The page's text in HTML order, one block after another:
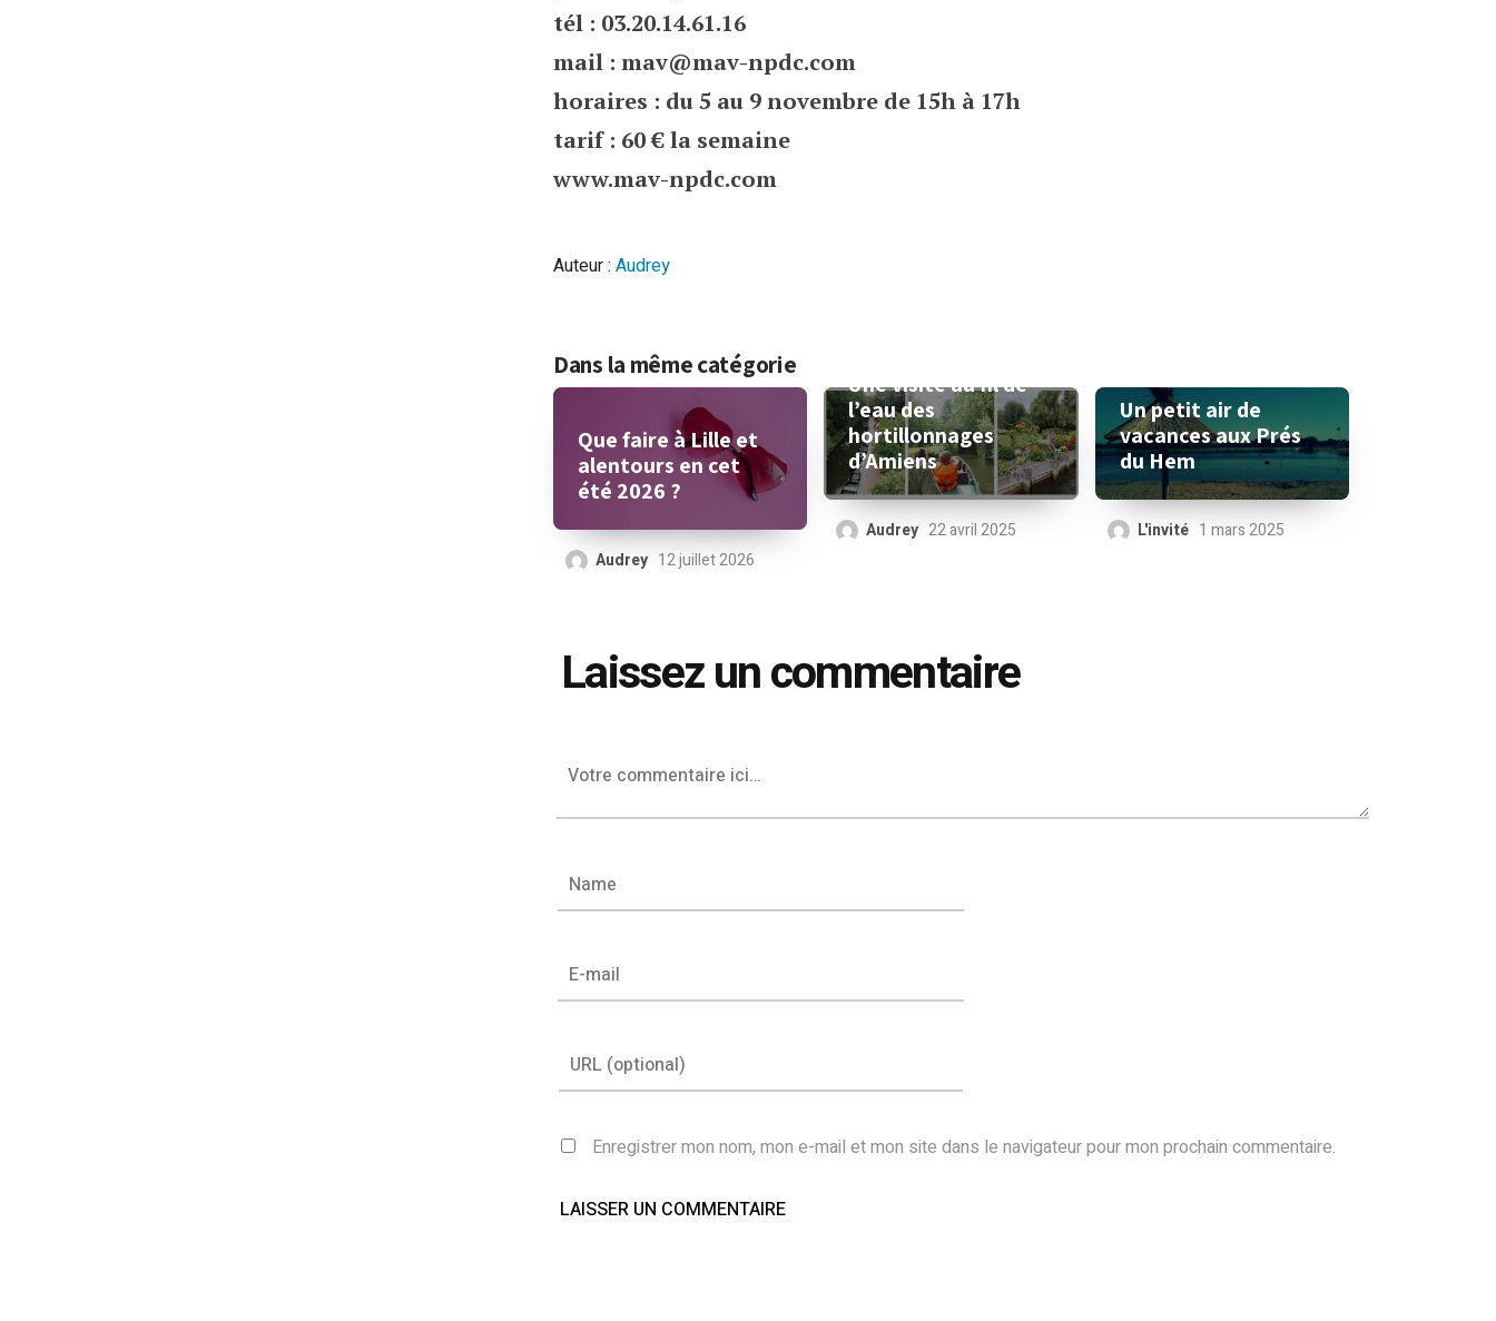
tél : 03.20.14.61.16
mail : mav@mav-npdc.com
horaires : du 5 au 9 novembre de 15h à 17h
tarif : 60 € la semaine
www.mav-npdc.com
Auteur : Audrey
Dans la même catégorie
Que faire à Lille et
alentours en cet
été 2026 ?
Audrey 12 juillet 2026
Une visite au fil de
l’eau des
hortillonnages
d’Amiens
Audrey 22 avril 2025
Un petit air de
vacances aux Prés
du Hem
L'invité 1 mars 2025
Laissez un commentaire
Enregistrer mon nom, mon e-mail et mon site dans le navigateur pour mon prochain commentaire.